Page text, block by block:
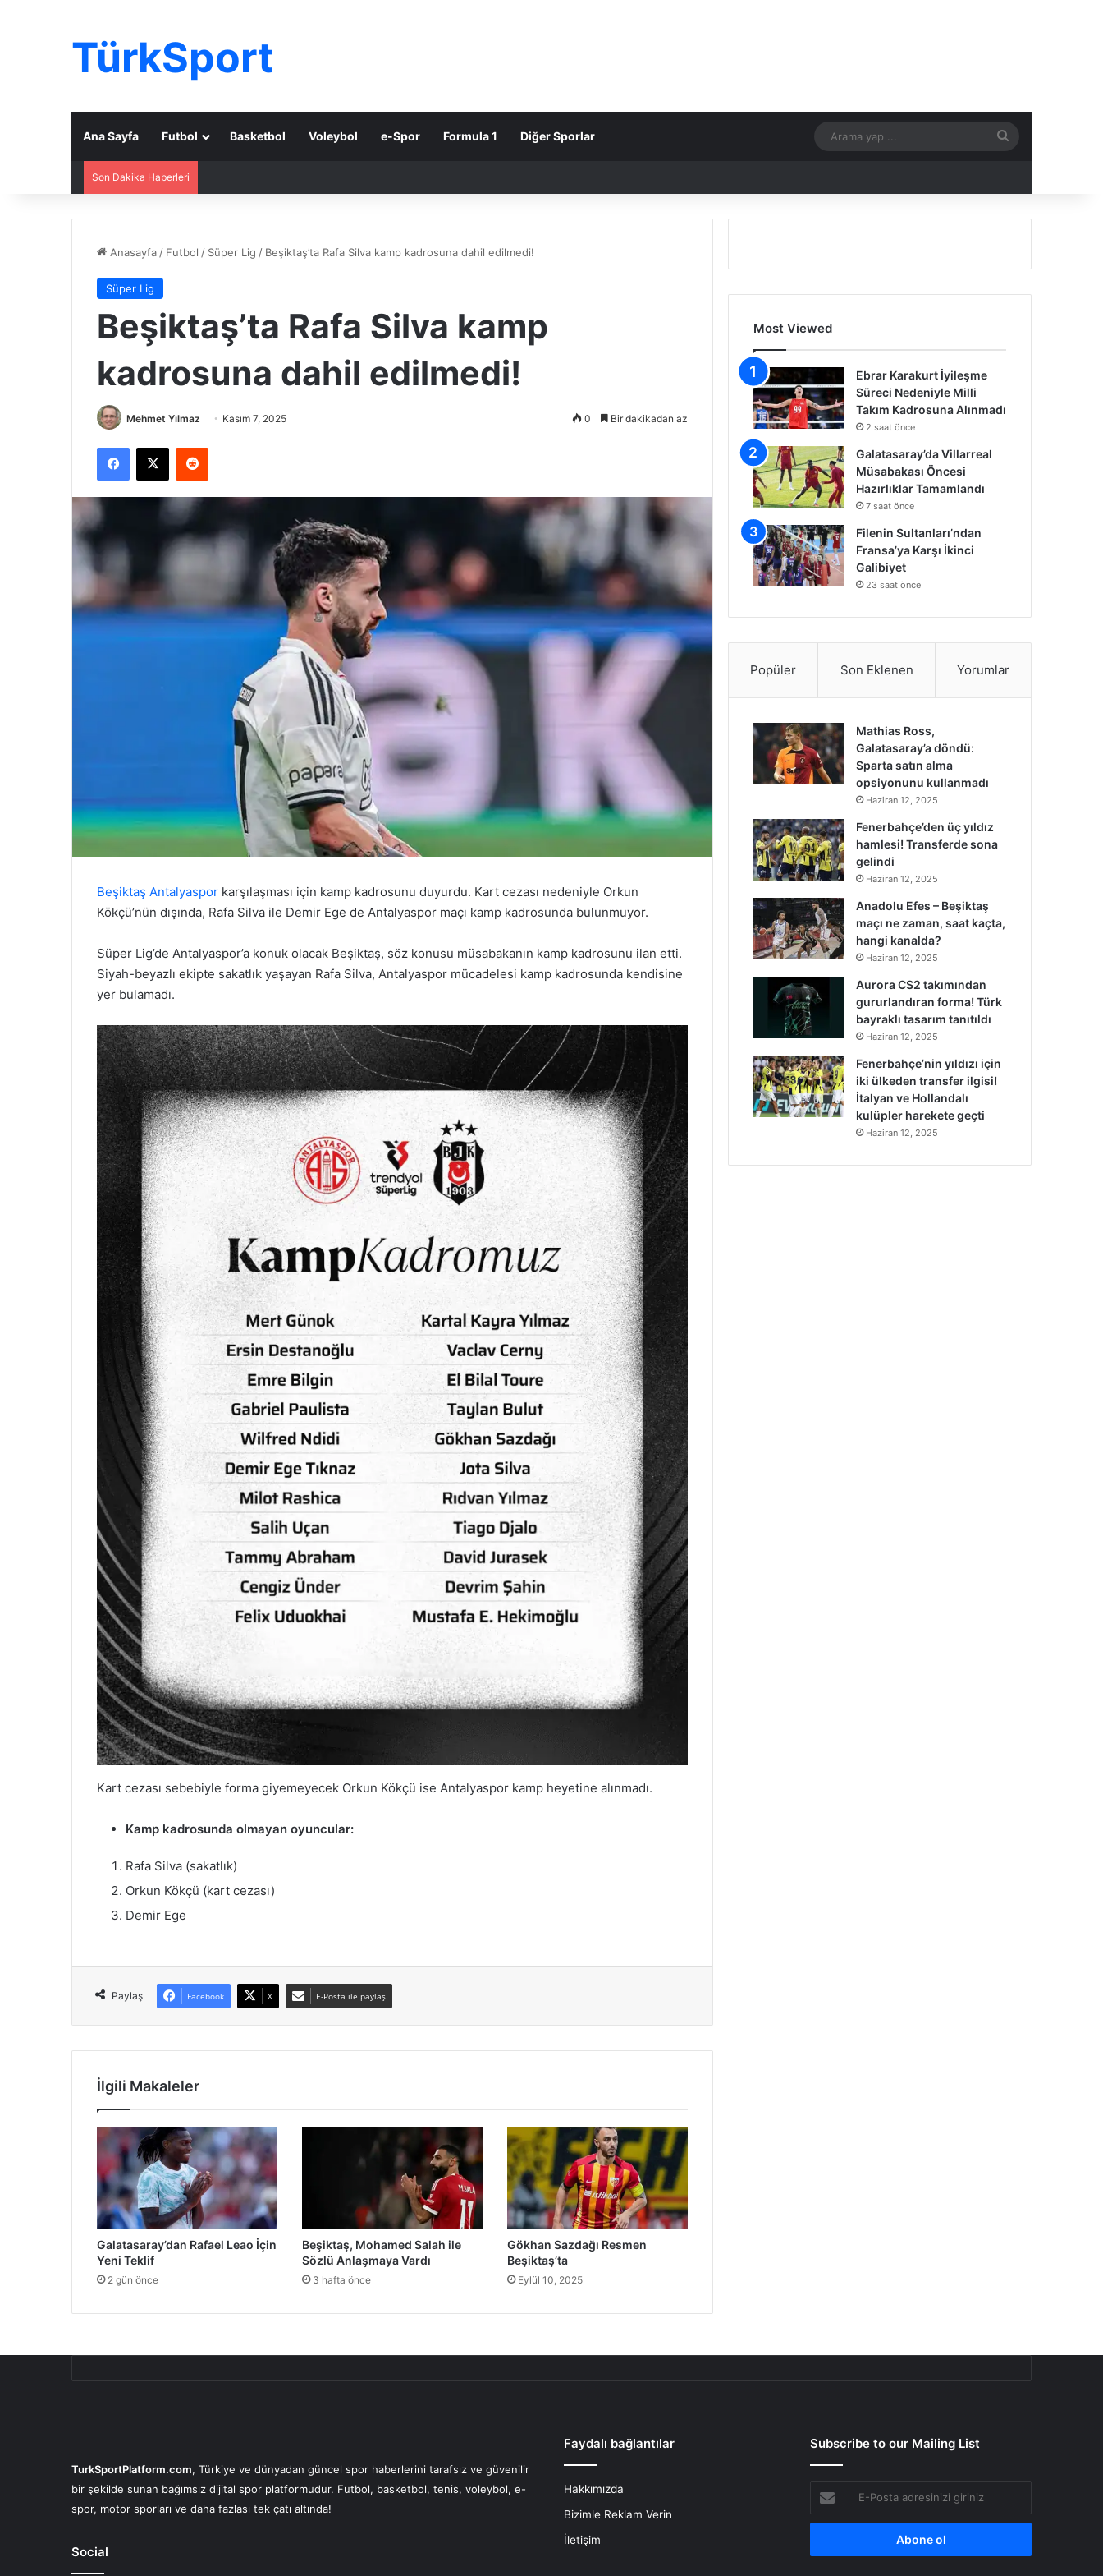
TürkSport
Ana Sayfa Futbol Basketbol Voleybol e-Spor Formula 1 Diğer Sporlar
...
Son Dakika Haberleri
Anasayfa / Futbol / Süper Lig / Beşiktaş’ta Rafa Silva kamp kadrosuna dahil edilmedi!
Süper Lig
Beşiktaş’ta Rafa Silva kamp
kadrosuna dahil edilmedi!
Mehmet Yılmaz Kasım 7, 2025 0 Bir dakikadan az
Facebook
X Reddit
Beşiktaş Antalyaspor karşılaşması için kamp kadrosunu duyurdu. Kart cezası nedeniyle Orkun
Kökçü’nün dışında, Rafa Silva ile Demir Ege de Antalyaspor maçı kamp kadrosunda bulunmuyor.
Süper Lig’de Antalyaspor’a konuk olacak Beşiktaş, söz konusu müsabakanın kamp kadrosunu ilan etti.
Siyah-beyazlı ekipte sakatlık yaşayan Rafa Silva, Antalyaspor mücadelesi kamp kadrosunda kendisine
yer bulamadı.
Kart cezası sebebiyle forma giyemeyecek Orkun Kökçü ise Antalyaspor kamp heyetine alınmadı.
Kamp kadrosunda olmayan oyuncular:
Rafa Silva (sakatlık)
Orkun Kökçü (kart cezası)
Demir Ege
Paylaş Facebook X E-Posta ile paylaş
İlgili Makaleler
Galatasaray’dan Rafael Leao İçin
Yeni Teklif
2 gün önce
Beşiktaş, Mohamed Salah ile
Sözlü Anlaşmaya Vardı
3 hafta önce
Gökhan Sazdağı Resmen
Beşiktaş’ta
Eylül 10, 2025
Most Viewed
Ebrar Karakurt İyileşme
Süreci Nedeniyle Milli
Takım Kadrosuna Alınmadı
2 saat önce
Galatasaray’da Villarreal
Müsabakası Öncesi
Hazırlıklar Tamamlandı
7 saat önce
Filenin Sultanları’ndan
Fransa’ya Karşı İkinci
Galibiyet
23 saat önce
Popüler Son Eklenen Yorumlar
Mathias Ross,
Galatasaray’a döndü:
Sparta satın alma
opsiyonunu kullanmadı
Haziran 12, 2025
Fenerbahçe’den üç yıldız
hamlesi! Transferde sona
gelindi
Haziran 12, 2025
Anadolu Efes – Beşiktaş
maçı ne zaman, saat kaçta,
hangi kanalda?
Haziran 12, 2025
Aurora CS2 takımından
gururlandıran forma! Türk
bayraklı tasarım tanıtıldı
Haziran 12, 2025
Fenerbahçe’nin yıldızı için
iki ülkeden transfer ilgisi!
İtalyan ve Hollandalı
kulüpler harekete geçti
Haziran 12, 2025
TurkSportPlatform.com, Türkiye ve dünyadan güncel spor haberlerini tarafsız ve güvenilir
bir şekilde sunan bağımsız dijital spor platformudur. Futbol, basketbol, tenis, voleybol, e-
spor, motor sporları ve daha fazlası tek çatı altında!
Social
Faydalı bağlantılar
Hakkımızda
Bizimle Reklam Verin
İletişim
Subscribe to our Mailing List
Posta
adresinizi